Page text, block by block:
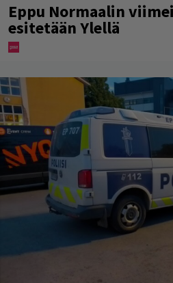
Eppu Normaalin
esitetään Ylellä